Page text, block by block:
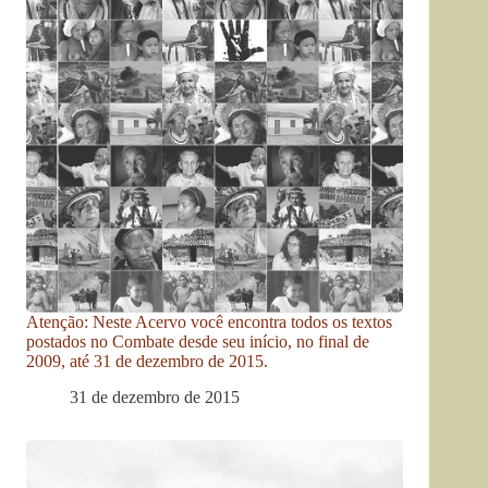
Atenção: Neste Acervo você encontra todos os textos
postados no Combate desde seu início, no final de
2009, até 31 de dezembro de 2015.
31 de dezembro de 2015